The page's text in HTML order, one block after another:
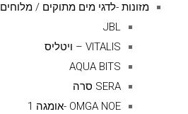
מזונות -לדגי מים מתוקים / מלוחים
JBL
VITALIS – ויטליס
AQUA BITS
SERA סרה
OMGA NOE -אומגה 1